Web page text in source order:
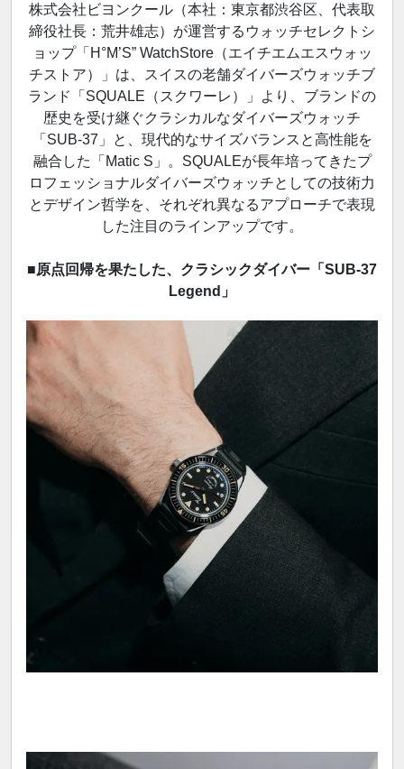
株式会社ビヨンクール（本社：東京都渋谷区、代表取
締役社長：荒井雄志）が運営するウォッチセレクトシ
ョップ「H°M’S” WatchStore（エイチエムエスウォッ
チストア）」は、スイスの老舗ダイバーズウォッチブ
ランド「SQUALE（スクワーレ）」より、ブランドの
歴史を受け継ぐクラシカルなダイバーズウォッチ
「SUB-37」と、現代的なサイズバランスと高性能を
融合した「Matic S」。SQUALEが長年培ってきたプ
ロフェッショナルダイバーズウォッチとしての技術力
とデザイン哲学を、それぞれ異なるアプローチで表現
した注目のラインアップです。
■原点回帰を果たした、クラシックダイバー「SUB-37
Legend」